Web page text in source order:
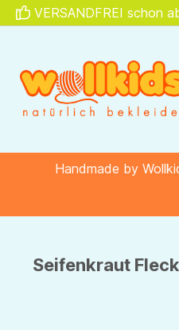
Zur
VERSANDFREI schon
Handmade by
Seifenkraut